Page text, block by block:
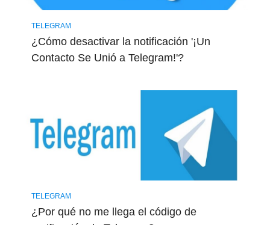
TELEGRAM
¿Cómo desactivar la notificación '¡Un
Contacto Se Unió a Telegram!'?
TELEGRAM
¿Por qué no me llega el código de